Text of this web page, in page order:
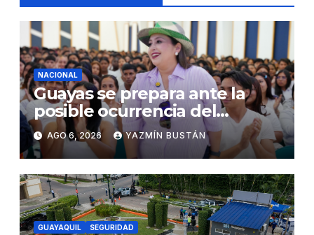
NACIONAL
Guayas se prepara ante la
posible ocurrencia del
fenómeno de El Niño:
Gobierno Nacional capacita a
2.500 jóvenes
AGO 6, 2026 YAZMÍN BUSTÁN
GUAYAQUIL SEGURIDAD